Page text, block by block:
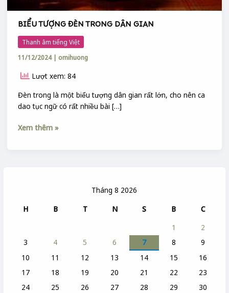
Tháng 8 2026
H
B T N S B
C
1
2
3
4 5 6 7 8
9
10
11 12 13 14 15
16
17
18 19 20 21 22
23
24
25 26 27 28 29
30
BIỂU TƯỢNG ĐÈN TRONG DÂN GIAN
Thanh âm tiếng Việt
11/12/2024 | omihuong
Lượt xem: 84
Đèn trong là một biểu tượng dân gian rất lớn, cho nên ca
dao tục ngữ có rất nhiều bài […]
Xem thêm »